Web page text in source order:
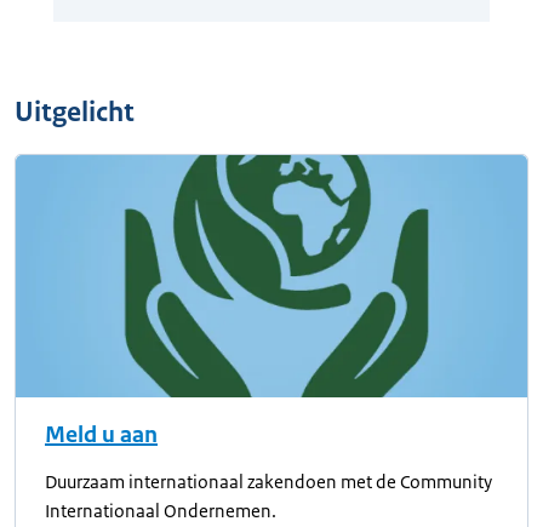
Uitgelicht
Meld u aan
Duurzaam internationaal zakendoen met de Community
Internationaal Ondernemen.